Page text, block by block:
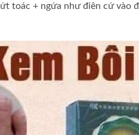
toác + ngứa như điên cứ